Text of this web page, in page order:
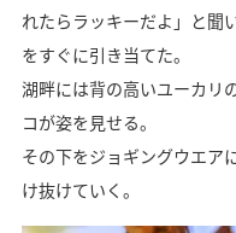
れたらラッキーだよ」と聞
をすぐに引き当てた。
湖畔には背の高いユーカリ
コが姿を見せる。
その下をジョギングウエア
け抜けていく。